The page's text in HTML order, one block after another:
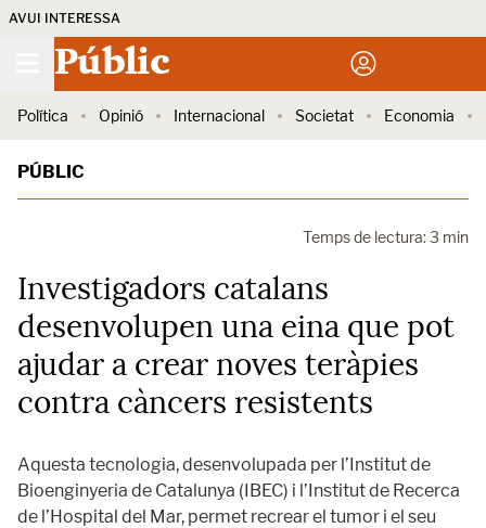
AVUI INTERESSA
Públic
Política Opinió Internacional Societat Economia
PÚBLIC
Temps de lectura: 3 min
Investigadors catalans
desenvolupen una eina que pot
ajudar a crear noves teràpies
contra càncers resistents
Aquesta tecnologia, desenvolupada per l’Institut de
Bioenginyeria de Catalunya (IBEC) i l’Institut de Recerca
de l’Hospital del Mar, permet recrear el tumor i el seu